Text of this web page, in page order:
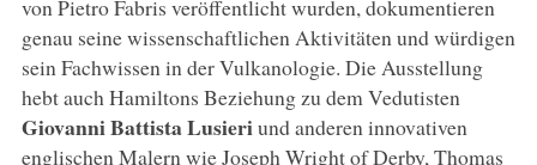
von Pietro Fabris veröffentlicht wurden, dokumentieren
genau seine wissenschaftlichen Aktivitäten und würdigen
sein Fachwissen in der Vulkanologie. Die Ausstellung
hebt auch Hamiltons Beziehung zu dem Vedutisten
Giovanni Battista Lusieriund anderen innovativen
englischen Malern wie Joseph Wright of Derby, Thomas